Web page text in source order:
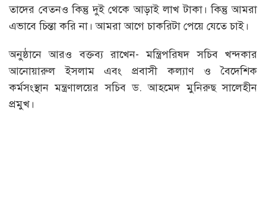
তাদের বেতনও কিন্তু দুই থেকে আড়াই লাখ টাকা। কিন্তু আমরা
এভাবে চিন্তা করি না। আমরা আগে চাকরিটা পেয়ে যেতে চাই।
অনুষ্ঠানে আরও বক্তব্য রাখেন- মন্ত্রিপরিষদ সচিব খন্দকার
আনোয়ারুল ইসলাম এবং প্রবাসী কল্যাণ ও বৈদেশিক
কর্মসংস্থান মন্ত্রণালয়ের সচিব ড. আহমেদ মুনিরুছ সালেহীন
প্রমুখ।